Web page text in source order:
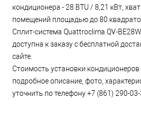
кондиционера - 28 BTU / 8,21 кВт,
помещений площадью до 80
Сплит-система Quattroclima QV-
доступна к заказу с бесплатной
сайте.
Стоимость установки
подробное описание, фото,
уточнить по телефону +7 (861) 290-03-